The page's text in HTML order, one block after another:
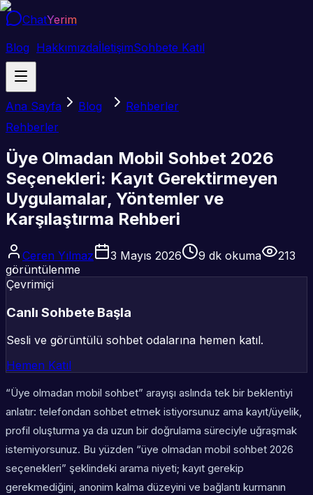
ChatYerim
Blog HakkımızdaİletişimSohbete Katıl
Ana Sayfa Blog
Rehberler
Rehberler
Üye Olmadan Mobil Sohbet 2026
Seçenekleri: Kayıt Gerektirmeyen
Uygulamalar, Yöntemler ve
Karşılaştırma Rehberi
Ceren Yılmaz 3 Mayıs 2026 9 dk okuma
213
görüntülenme
Çevrimiçi
Canlı Sohbete Başla
Sesli ve görüntülü sohbet odalarına hemen katıl.
Hemen Katıl
“Üye olmadan mobil sohbet” arayışı aslında tek bir beklentiyi
anlatır: telefondan sohbet etmek istiyorsunuz ama kayıt/üyelik,
profil oluşturma ya da uzun bir doğrulama süreciyle uğraşmak
istemiyorsunuz. Bu yüzden “üye olmadan mobil sohbet 2026
seçenekleri” şeklindeki arama niyeti; kayıt gerekip
gerekmediğini, anonim kalma düzeyini ve bağlantı kurmanın